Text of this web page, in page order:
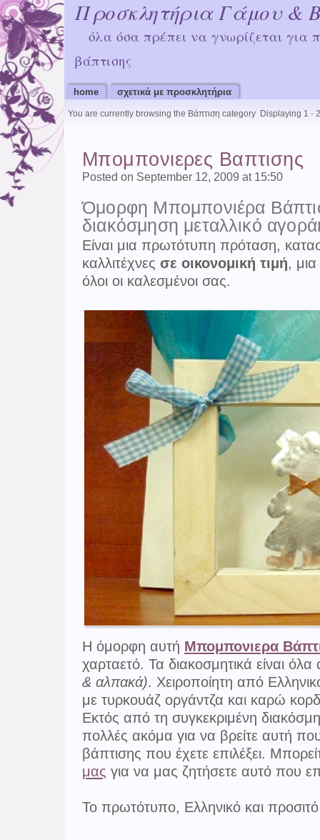
Προσκλητήρια Γάμου &
όλα όσα πρέπει να γνωρίζεται για
βάπτισης
home σχετικά με προσκλητήρια
You are currently browsing the Βάπτιση category Displaying 1 -
Μπομπονιερες Βαπτισης
Posted on September 12, 2009 at 15:50
Όμορφη Μπομπονιέρα
διακόσμηση μεταλλικό
Είναι μια πρωτότυπη πρόταση,
καλλιτέχνες σε οικονομική τιμή,
όλοι οι καλεσμένοι σας.
Η όμορφη αυτή Μπομπονιερα
χαρταετό. Τα διακοσμητικά είναι
& αλπακά). Χειροποίητη από
με τυρκουάζ οργάντζα και καρώ
Εκτός από τη συγκεκριμένη
πολλές ακόμα για να βρείτε αυτή
βάπτισης που έχετε επιλέξει.
μας για να μας ζητήσετε αυτό που
Το πρωτότυπο, Eλληνικό και